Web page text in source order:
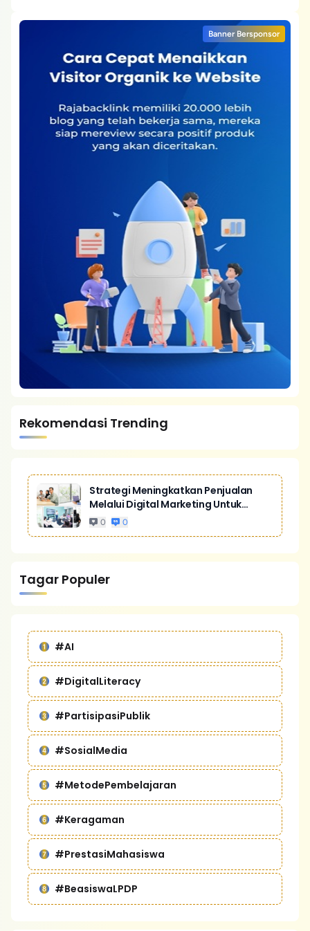
Banner Bersponsor
Rekomendasi Trending
Strategi Meningkatkan Penjualan
Melalui Digital Marketing Untuk
Bisnis Yang Lebih Kompetitif
0 0
Tagar Populer
#AI
#DigitalLiteracy
#PartisipasiPublik
#SosialMedia
#MetodePembelajaran
#Keragaman
#PrestasiMahasiswa
#BeasiswaLPDP